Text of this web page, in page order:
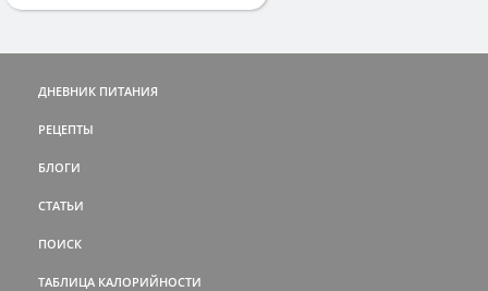
ДНЕВНИК ПИТАНИЯ
РЕЦЕПТЫ
БЛОГИ
СТАТЬИ
ПОИСК
ТАБЛИЦА КАЛОРИЙНОСТИ